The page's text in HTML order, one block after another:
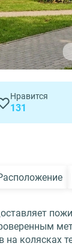
Нравится
131
колясках